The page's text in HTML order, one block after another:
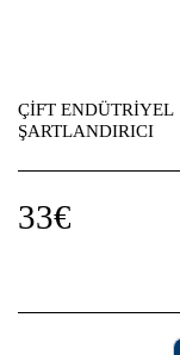
ÇİFT ENDÜTRİYEL
ŞARTLANDIRICI
33€